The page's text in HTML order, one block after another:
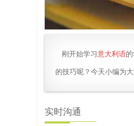
刚开始学习 意大利语
的技巧呢？今天小编为
实时沟通